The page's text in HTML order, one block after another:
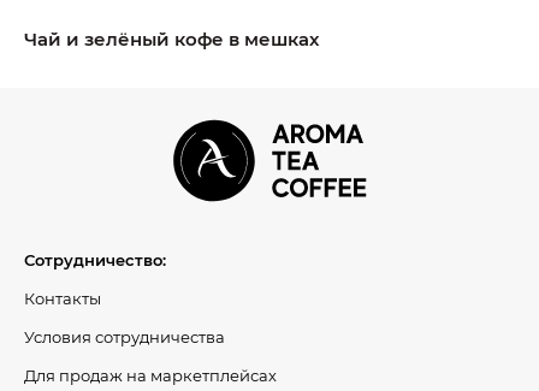
Чай и зелёный кофе в мешках
Сотрудничество:
Контакты
Условия сотрудничества
Для продаж на маркетплейсах